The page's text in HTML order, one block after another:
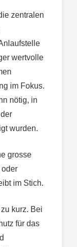
zentralen
wertvolle
im Fokus.
nötig, in
wurden.
grosse
im Stich.
kurz. Bei
für das